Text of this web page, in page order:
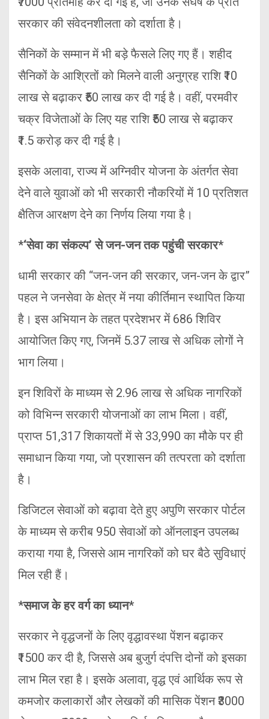
सरकार की संवेदनशीलता को दर्शाता है।
सैनिकों के सम्मान में भी बड़े फैसले लिए गए हैं। शहीद
सैनिकों के आश्रितों को मिलने वाली अनुग्रह राशि ₹10
लाख से बढ़ाकर ₹50 लाख कर दी गई है। वहीं, परमवीर
चक्र विजेताओं के लिए यह राशि ₹50 लाख से बढ़ाकर
₹1.5 करोड़ कर दी गई है।
इसके अलावा, राज्य में अग्निवीर योजना के अंतर्गत सेवा
देने वाले युवाओं को भी सरकारी नौकरियों में 10 प्रतिशत
क्षैतिज आरक्षण देने का निर्णय लिया गया है।
*‘सेवा का संकल्प’ से जन-जन तक पहुंची सरकार*
धामी सरकार की “जन-जन की सरकार, जन-जन के द्वार”
पहल ने जनसेवा के क्षेत्र में नया कीर्तिमान स्थापित किया
है। इस अभियान के तहत प्रदेशभर में 686 शिविर
आयोजित किए गए, जिनमें 5.37 लाख से अधिक लोगों ने
भाग लिया।
इन शिविरों के माध्यम से 2.96 लाख से अधिक नागरिकों
को विभिन्न सरकारी योजनाओं का लाभ मिला। वहीं,
प्राप्त 51,317 शिकायतों में से 33,990 का मौके पर ही
समाधान किया गया, जो प्रशासन की तत्परता को दर्शाता
है।
डिजिटल सेवाओं को बढ़ावा देते हुए अपुणि सरकार पोर्टल
के माध्यम से करीब 950 सेवाओं को ऑनलाइन उपलब्ध
कराया गया है, जिससे आम नागरिकों को घर बैठे सुविधाएं
मिल रही हैं।
*समाज के हर वर्ग का ध्यान*
सरकार ने वृद्धजनों के लिए वृद्धावस्था पेंशन बढ़ाकर
₹1500 कर दी है, जिससे अब बुजुर्ग दंपत्ति दोनों को इसका
लाभ मिल रहा है। इसके अलावा, वृद्ध एवं आर्थिक रूप से
कमजोर कलाकारों और लेखकों की मासिक पेंशन ₹3000